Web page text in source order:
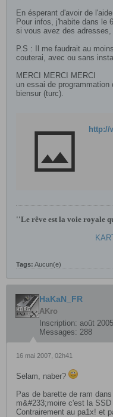
En ésperant d'avoir de
Pour infos, j'habite dans le
si vous avez des adresses,
P.S : Il me faudrait au
couterai, avec ou sans
MERCI MERCI MERCI
un essai de
biensur (turc).
''Le rêve est la voie royale
Tags: Aucun(e)
HaKaN_FR
AKro
Inscription: août 2005
Messages: 288
16 mai 2007, 02h41
Selam, naber?
Pas de barette de ram
m&#233;moire c'est la
Contrairement au pa1x! et